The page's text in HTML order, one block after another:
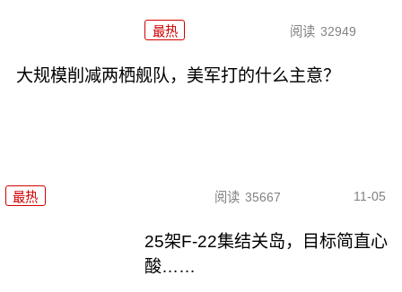
最热 阅读 32949
大规模削减两栖舰队，美军打的什么主意？
最热 阅读 35667 11-05
25架F-22集结关岛，目标简直心
酸……